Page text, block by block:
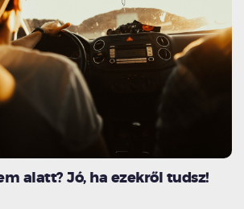
alatt? Jó, ha ezekről tudsz!